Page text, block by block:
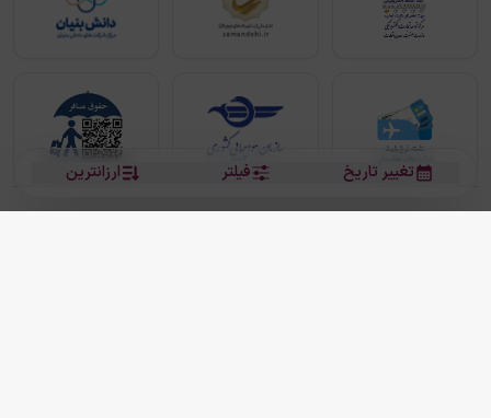
ارزانترین فیلتر تغییر تاریخ
بلیط هواپیمابلیط هواپیما تهران مشهدبلیط چارتربلیط هواپیما تهران استانبولرزرو هتل